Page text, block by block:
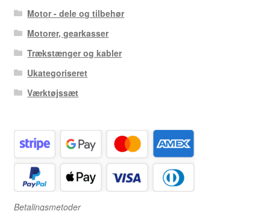
Motor - dele og tilbehør
Motorer, gearkasser
Trækstænger og kabler
Ukategoriseret
Værktøjssæt
Betalingsmetoder